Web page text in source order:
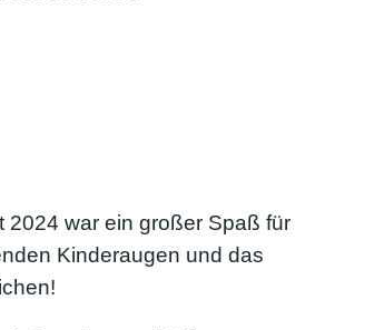
2024 war ein großer Spaß für
Kinderaugen und das